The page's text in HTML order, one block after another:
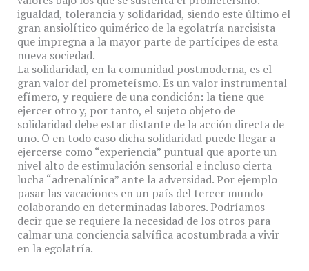
igualdad, tolerancia y solidaridad, siendo este último el
gran ansiolítico quimérico de la egolatría narcisista
que impregna a la mayor parte de partícipes de esta
nueva sociedad.
La solidaridad, en la comunidad postmoderna, es el
gran valor del prometeísmo. Es un valor instrumental
efímero, y requiere de una condición: la tiene que
ejercer otro y, por tanto, el sujeto objeto de
solidaridad debe estar distante de la acción directa de
uno. O en todo caso dicha solidaridad puede llegar a
ejercerse como “experiencia” puntual que aporte un
nivel alto de estimulación sensorial e incluso cierta
lucha “adrenalínica” ante la adversidad. Por ejemplo
pasar las vacaciones en un país del tercer mundo
colaborando en determinadas labores. Podríamos
decir que se requiere la necesidad de los otros para
calmar una conciencia salvífica acostumbrada a vivir
en la egolatría.